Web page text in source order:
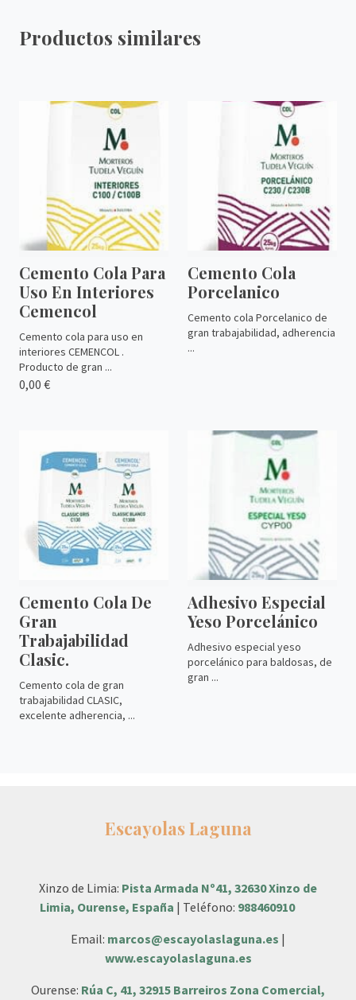
Productos similares
Cemento Cola Para
Uso En Interiores
Cemencol
Cemento cola para uso en
interiores CEMENCOL .
Producto de gran ...
0,00 €
Cemento Cola
Porcelanico
Cemento cola Porcelanico de
gran trabajabilidad, adherencia
...
Cemento Cola De
Gran
Trabajabilidad
Clasic.
Cemento cola de gran
trabajabilidad CLASIC,
excelente adherencia, ...
Adhesivo Especial
Yeso Porcelánico
Adhesivo especial yeso
porcelánico para baldosas, de
gran ...
Escayolas Laguna
Xinzo de Limia: Pista Armada Nº41, 32630 Xinzo de
Limia, Ourense, España | Teléfono: 988460910
Email: marcos@escayolaslaguna.es |
www.escayolaslaguna.es
Ourense: Rúa C, 41, 32915 Barreiros Zona Comercial,